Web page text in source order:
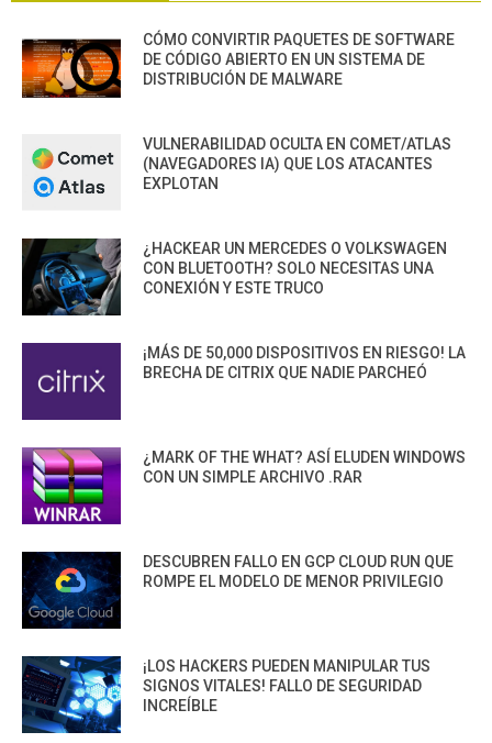
CÓMO CONVIRTIR PAQUETES DE SOFTWARE
DE CÓDIGO ABIERTO EN UN SISTEMA DE
DISTRIBUCIÓN DE MALWARE
VULNERABILIDAD OCULTA EN COMET/ATLAS
(NAVEGADORES IA) QUE LOS ATACANTES
EXPLOTAN
¿HACKEAR UN MERCEDES O VOLKSWAGEN
CON BLUETOOTH? SOLO NECESITAS UNA
CONEXIÓN Y ESTE TRUCO
¡MÁS DE 50,000 DISPOSITIVOS EN RIESGO! LA
BRECHA DE CITRIX QUE NADIE PARCHEÓ
¿MARK OF THE WHAT? ASÍ ELUDEN WINDOWS
CON UN SIMPLE ARCHIVO .RAR
DESCUBREN FALLO EN GCP CLOUD RUN QUE
ROMPE EL MODELO DE MENOR PRIVILEGIO
¡LOS HACKERS PUEDEN MANIPULAR TUS
SIGNOS VITALES! FALLO DE SEGURIDAD
INCREÍBLE